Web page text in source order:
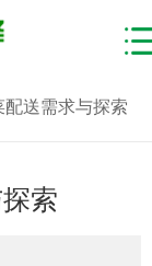
配送需求与探索
索